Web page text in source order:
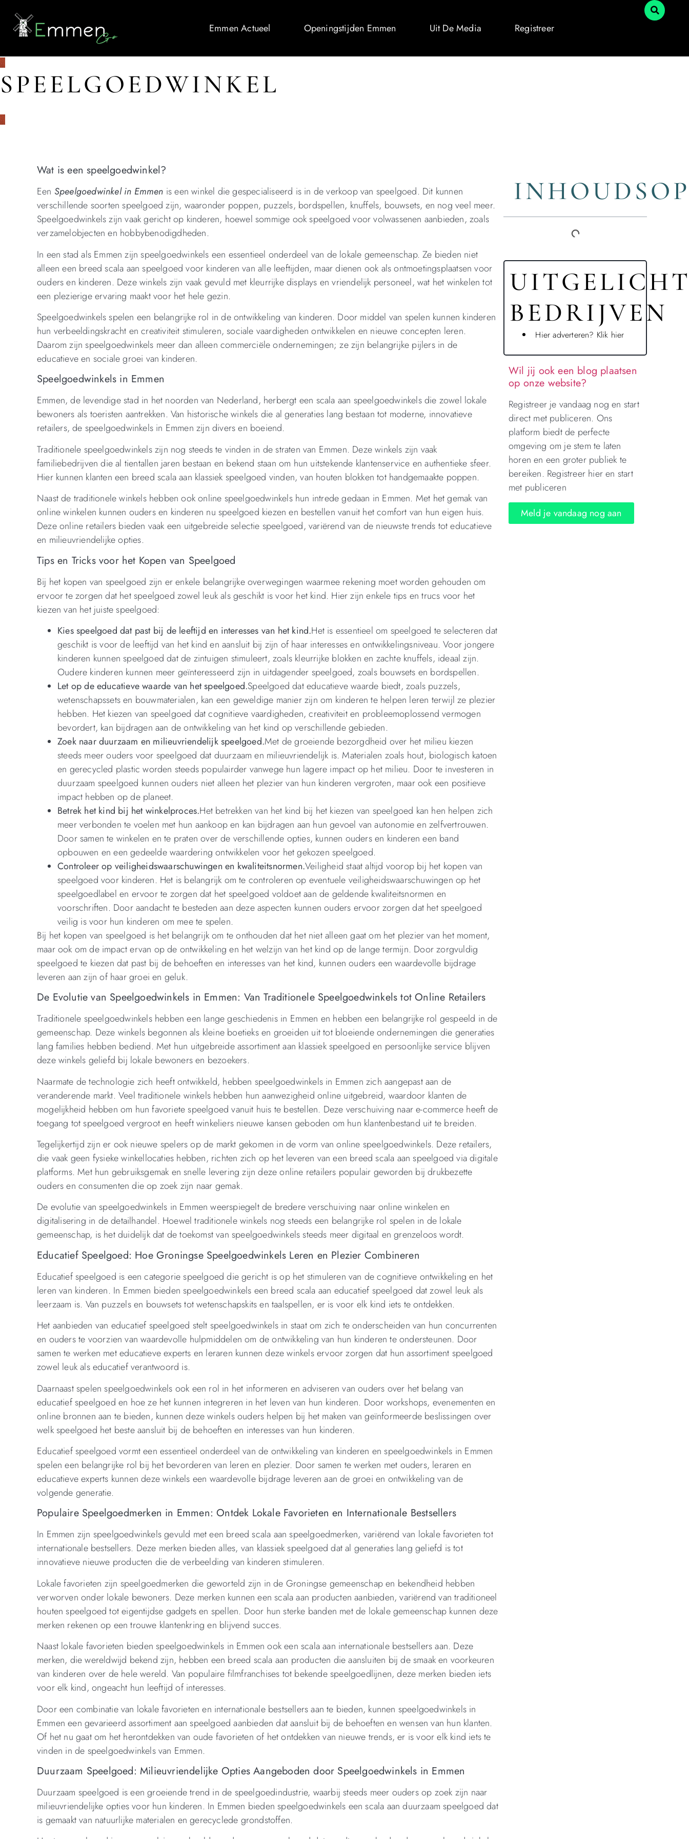
Emmen Actueel Openingstijden Emmen Uit De Media Registreer
SPEELGOEDWINKEL
Wat is een speelgoedwinkel?
Een Speelgoedwinkel in Emmen is een winkel die gespecialiseerd is in de verkoop van speelgoed. Dit kunnen
verschillende soorten speelgoed zijn, waaronder poppen, puzzels, bordspellen, knuffels, bouwsets, en nog veel meer.
Speelgoedwinkels zijn vaak gericht op kinderen, hoewel sommige ook speelgoed voor volwassenen aanbieden, zoals
verzamelobjecten en hobbybenodigdheden.
In een stad als Emmen zijn speelgoedwinkels een essentieel onderdeel van de lokale gemeenschap. Ze bieden niet
alleen een breed scala aan speelgoed voor kinderen van alle leeftijden, maar dienen ook als ontmoetingsplaatsen voor
ouders en kinderen. Deze winkels zijn vaak gevuld met kleurrijke displays en vriendelijk personeel, wat het winkelen tot
een plezierige ervaring maakt voor het hele gezin.
Speelgoedwinkels spelen een belangrijke rol in de ontwikkeling van kinderen. Door middel van spelen kunnen kinderen
hun verbeeldingskracht en creativiteit stimuleren, sociale vaardigheden ontwikkelen en nieuwe concepten leren.
Daarom zijn speelgoedwinkels meer dan alleen commerciële ondernemingen; ze zijn belangrijke pijlers in de
educatieve en sociale groei van kinderen.
Speelgoedwinkels in Emmen
Emmen, de levendige stad in het noorden van Nederland, herbergt een scala aan speelgoedwinkels die zowel lokale
bewoners als toeristen aantrekken. Van historische winkels die al generaties lang bestaan tot moderne, innovatieve
retailers, de speelgoedwinkels in Emmen zijn divers en boeiend.
Traditionele speelgoedwinkels zijn nog steeds te vinden in de straten van Emmen. Deze winkels zijn vaak
familiebedrijven die al tientallen jaren bestaan en bekend staan om hun uitstekende klantenservice en authentieke sfeer.
Hier kunnen klanten een breed scala aan klassiek speelgoed vinden, van houten blokken tot handgemaakte poppen.
Naast de traditionele winkels hebben ook online speelgoedwinkels hun intrede gedaan in Emmen. Met het gemak van
online winkelen kunnen ouders en kinderen nu speelgoed kiezen en bestellen vanuit het comfort van hun eigen huis.
Deze online retailers bieden vaak een uitgebreide selectie speelgoed, variërend van de nieuwste trends tot educatieve
en milieuvriendelijke opties.
Tips en Tricks voor het Kopen van Speelgoed
Bij het kopen van speelgoed zijn er enkele belangrijke overwegingen waarmee rekening moet worden gehouden om
ervoor te zorgen dat het speelgoed zowel leuk als geschikt is voor het kind. Hier zijn enkele tips en trucs voor het
kiezen van het juiste speelgoed:
Kies speelgoed dat past bij de leeftijd en interesses van het kind.Het is essentieel om speelgoed te selecteren dat
geschikt is voor de leeftijd van het kind en aansluit bij zijn of haar interesses en ontwikkelingsniveau. Voor jongere
kinderen kunnen speelgoed dat de zintuigen stimuleert, zoals kleurrijke blokken en zachte knuffels, ideaal zijn.
Oudere kinderen kunnen meer geïnteresseerd zijn in uitdagender speelgoed, zoals bouwsets en bordspellen.
Let op de educatieve waarde van het speelgoed.Speelgoed dat educatieve waarde biedt, zoals puzzels,
wetenschapssets en bouwmaterialen, kan een geweldige manier zijn om kinderen te helpen leren terwijl ze plezier
hebben. Het kiezen van speelgoed dat cognitieve vaardigheden, creativiteit en probleemoplossend vermogen
bevordert, kan bijdragen aan de ontwikkeling van het kind op verschillende gebieden.
Zoek naar duurzaam en milieuvriendelijk speelgoed.Met de groeiende bezorgdheid over het milieu kiezen
steeds meer ouders voor speelgoed dat duurzaam en milieuvriendelijk is. Materialen zoals hout, biologisch katoen
en gerecycled plastic worden steeds populairder vanwege hun lagere impact op het milieu. Door te investeren in
duurzaam speelgoed kunnen ouders niet alleen het plezier van hun kinderen vergroten, maar ook een positieve
impact hebben op de planeet.
Betrek het kind bij het winkelproces.Het betrekken van het kind bij het kiezen van speelgoed kan hen helpen zich
meer verbonden te voelen met hun aankoop en kan bijdragen aan hun gevoel van autonomie en zelfvertrouwen.
Door samen te winkelen en te praten over de verschillende opties, kunnen ouders en kinderen een band
opbouwen en een gedeelde waardering ontwikkelen voor het gekozen speelgoed.
Controleer op veiligheidswaarschuwingen en kwaliteitsnormen.Veiligheid staat altijd voorop bij het kopen van
speelgoed voor kinderen. Het is belangrijk om te controleren op eventuele veiligheidswaarschuwingen op het
speelgoedlabel en ervoor te zorgen dat het speelgoed voldoet aan de geldende kwaliteitsnormen en
voorschriften. Door aandacht te besteden aan deze aspecten kunnen ouders ervoor zorgen dat het speelgoed
veilig is voor hun kinderen om mee te spelen.
Bij het kopen van speelgoed is het belangrijk om te onthouden dat het niet alleen gaat om het plezier van het moment,
maar ook om de impact ervan op de ontwikkeling en het welzijn van het kind op de lange termijn. Door zorgvuldig
speelgoed te kiezen dat past bij de behoeften en interesses van het kind, kunnen ouders een waardevolle bijdrage
leveren aan zijn of haar groei en geluk.
De Evolutie van Speelgoedwinkels in Emmen: Van Traditionele Speelgoedwinkels tot Online Retailers
Traditionele speelgoedwinkels hebben een lange geschiedenis in Emmen en hebben een belangrijke rol gespeeld in de
gemeenschap. Deze winkels begonnen als kleine boetieks en groeiden uit tot bloeiende ondernemingen die generaties
lang families hebben bediend. Met hun uitgebreide assortiment aan klassiek speelgoed en persoonlijke service blijven
deze winkels geliefd bij lokale bewoners en bezoekers.
Naarmate de technologie zich heeft ontwikkeld, hebben speelgoedwinkels in Emmen zich aangepast aan de
veranderende markt. Veel traditionele winkels hebben hun aanwezigheid online uitgebreid, waardoor klanten de
mogelijkheid hebben om hun favoriete speelgoed vanuit huis te bestellen. Deze verschuiving naar e-commerce heeft de
toegang tot speelgoed vergroot en heeft winkeliers nieuwe kansen geboden om hun klantenbestand uit te breiden.
Tegelijkertijd zijn er ook nieuwe spelers op de markt gekomen in de vorm van online speelgoedwinkels. Deze retailers,
die vaak geen fysieke winkellocaties hebben, richten zich op het leveren van een breed scala aan speelgoed via digitale
platforms. Met hun gebruiksgemak en snelle levering zijn deze online retailers populair geworden bij drukbezette
ouders en consumenten die op zoek zijn naar gemak.
De evolutie van speelgoedwinkels in Emmen weerspiegelt de bredere verschuiving naar online winkelen en
digitalisering in de detailhandel. Hoewel traditionele winkels nog steeds een belangrijke rol spelen in de lokale
gemeenschap, is het duidelijk dat de toekomst van speelgoedwinkels steeds meer digitaal en grenzeloos wordt.
Educatief Speelgoed: Hoe Groningse Speelgoedwinkels Leren en Plezier Combineren
Educatief speelgoed is een categorie speelgoed die gericht is op het stimuleren van de cognitieve ontwikkeling en het
leren van kinderen. In Emmen bieden speelgoedwinkels een breed scala aan educatief speelgoed dat zowel leuk als
leerzaam is. Van puzzels en bouwsets tot wetenschapskits en taalspellen, er is voor elk kind iets te ontdekken.
Het aanbieden van educatief speelgoed stelt speelgoedwinkels in staat om zich te onderscheiden van hun concurrenten
en ouders te voorzien van waardevolle hulpmiddelen om de ontwikkeling van hun kinderen te ondersteunen. Door
samen te werken met educatieve experts en leraren kunnen deze winkels ervoor zorgen dat hun assortiment speelgoed
zowel leuk als educatief verantwoord is.
Daarnaast spelen speelgoedwinkels ook een rol in het informeren en adviseren van ouders over het belang van
educatief speelgoed en hoe ze het kunnen integreren in het leven van hun kinderen. Door workshops, evenementen en
online bronnen aan te bieden, kunnen deze winkels ouders helpen bij het maken van geïnformeerde beslissingen over
welk speelgoed het beste aansluit bij de behoeften en interesses van hun kinderen.
Educatief speelgoed vormt een essentieel onderdeel van de ontwikkeling van kinderen en speelgoedwinkels in Emmen
spelen een belangrijke rol bij het bevorderen van leren en plezier. Door samen te werken met ouders, leraren en
educatieve experts kunnen deze winkels een waardevolle bijdrage leveren aan de groei en ontwikkeling van de
volgende generatie.
Populaire Speelgoedmerken in Emmen: Ontdek Lokale Favorieten en Internationale Bestsellers
In Emmen zijn speelgoedwinkels gevuld met een breed scala aan speelgoedmerken, variërend van lokale favorieten tot
internationale bestsellers. Deze merken bieden alles, van klassiek speelgoed dat al generaties lang geliefd is tot
innovatieve nieuwe producten die de verbeelding van kinderen stimuleren.
Lokale favorieten zijn speelgoedmerken die geworteld zijn in de Groningse gemeenschap en bekendheid hebben
verworven onder lokale bewoners. Deze merken kunnen een scala aan producten aanbieden, variërend van traditioneel
houten speelgoed tot eigentijdse gadgets en spellen. Door hun sterke banden met de lokale gemeenschap kunnen deze
merken rekenen op een trouwe klantenkring en blijvend succes.
Naast lokale favorieten bieden speelgoedwinkels in Emmen ook een scala aan internationale bestsellers aan. Deze
merken, die wereldwijd bekend zijn, hebben een breed scala aan producten die aansluiten bij de smaak en voorkeuren
van kinderen over de hele wereld. Van populaire filmfranchises tot bekende speelgoedlijnen, deze merken bieden iets
voor elk kind, ongeacht hun leeftijd of interesses.
Door een combinatie van lokale favorieten en internationale bestsellers aan te bieden, kunnen speelgoedwinkels in
Emmen een gevarieerd assortiment aan speelgoed aanbieden dat aansluit bij de behoeften en wensen van hun klanten.
Of het nu gaat om het herontdekken van oude favorieten of het ontdekken van nieuwe trends, er is voor elk kind iets te
vinden in de speelgoedwinkels van Emmen.
Duurzaam Speelgoed: Milieuvriendelijke Opties Aangeboden door Speelgoedwinkels in Emmen
Duurzaam speelgoed is een groeiende trend in de speelgoedindustrie, waarbij steeds meer ouders op zoek zijn naar
milieuvriendelijke opties voor hun kinderen. In Emmen bieden speelgoedwinkels een scala aan duurzaam speelgoed dat
is gemaakt van natuurlijke materialen en gerecyclede grondstoffen.
BEDRIJVEN
Hier adverteren? Klik hier
Wil jij ook een blog plaatsen
op onze website?
Registreer je vandaag nog en start
direct met publiceren. Ons
platform biedt de perfecte
omgeving om je stem te laten
horen en een groter publiek te
bereiken. Registreer hier en start
met publiceren
Meld je vandaag nog aan